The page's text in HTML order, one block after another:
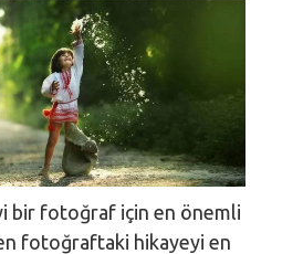
bir fotoğraf için en önemli
fotoğraftaki hikayeyi en